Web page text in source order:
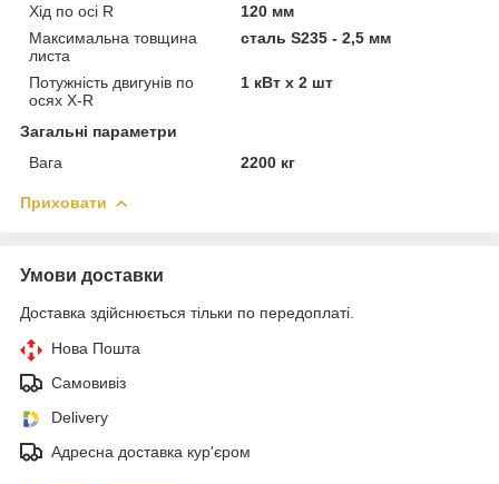
Хід по осі R
120 мм
Максимальна товщина
листа
сталь S235 - 2,5 мм
Потужність двигунів по
осях X-R
1 кВт х 2 шт
Загальні параметри
Вага
2200 кг
Приховати
Умови доставки
Доставка здійснюється тільки по передоплаті.
Нова Пошта
Самовивіз
Delivery
Адресна доставка кур'єром